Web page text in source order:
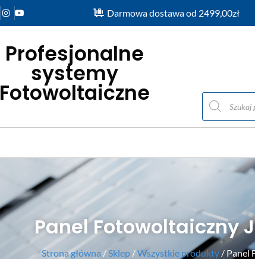
Darmowa dostawa od 2499,00zł
Profesjonalne
systemy
Fotowoltaiczne
Panel Fotowoltaiczny
Strona główna /Sklep/Wszystkie produkty/ Panel